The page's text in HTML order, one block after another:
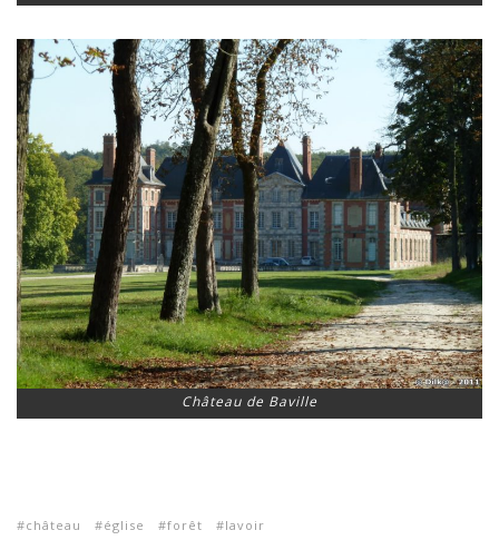
Château de Baville
château église forêt lavoir